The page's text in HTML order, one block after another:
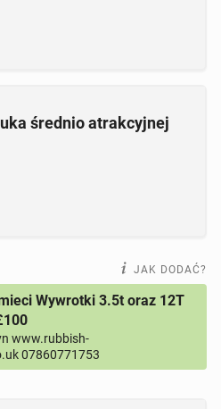
średnio atrakcyjnej
JAK DODAĆ?
Wywrotki 3.5t oraz 12T
www.rubbish-
07860771753